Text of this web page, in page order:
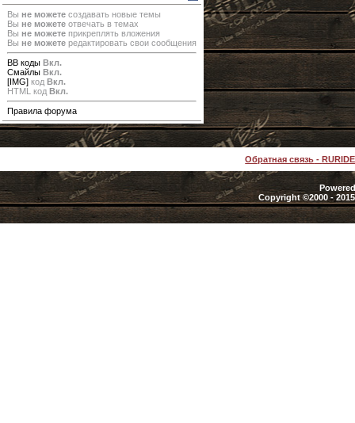
Вы не можете создавать новые темы
Вы не можете отвечать в темах
Вы не можете прикреплять вложения
Вы не можете редактировать свои сообщения
BB коды Вкл.
Смайлы Вкл.
[IMG] код Вкл.
HTML код Вкл.
Правила форума
Обратная связь -
Copyright ©2000 -